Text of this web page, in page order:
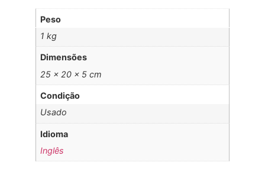
Peso
1 kg
Dimensões
25 × 20 × 5 cm
Condição
Usado
Idioma
Inglês